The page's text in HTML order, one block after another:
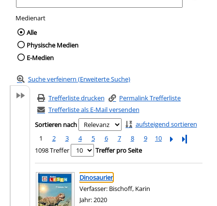
Medienart
Wählen Sie die Medienart nach der Sie
Alle
Physische Medien
E-Medien
Suche verfeinern (Erweiterte Suche)
Trefferliste drucken
Permalink Trefferliste
Trefferliste als E-Mail versenden
Sortieren nach
aufsteigend sortieren
1
2 3 4 5 6 7 8 9 10
Letzte Seite
1098 Treffer
Treffer pro Seite
Suchergebnis
Zu den Suchfiltern springen
Dinosaurier
Verfasser: Bischoff, Karin
Jahr:2020